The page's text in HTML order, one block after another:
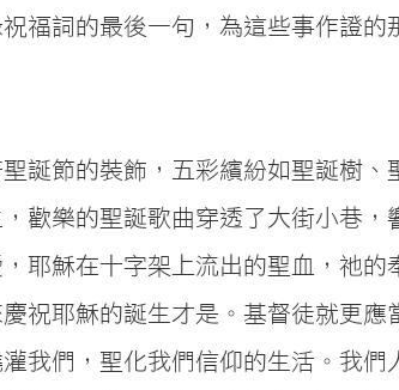
福詞的最後一句，為這些事作證的
誕節的裝飾，五彩繽紛如聖誕樹
歡樂的聖誕歌曲穿透了大街小巷，
耶穌在十字架上流出的聖血，祂的
祝耶穌的誕生才是。基督徒就更應
我們，聖化我們信仰的生活。我們